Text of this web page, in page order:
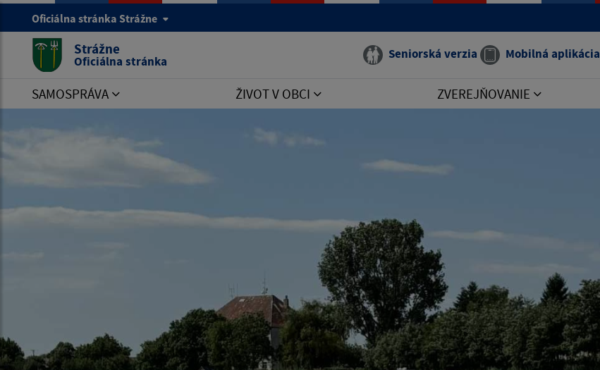
Oficiálna stránka Strážne
Strážne
Oficiálna stránka Seniorská verzia Mobilná aplikácia
SAMOSPRÁVA ŽIVOT V OBCI ZVEREJŇOVANIE